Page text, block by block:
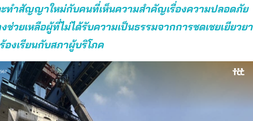
ะทำสัญญาใหม่กับคนที่เห็นความสำคัญเรื่องความปลอดภัย
ช่วยเหลือผู้ที่ไม่ได้รับความเป็นธรรมจากการชดเชยเยียวยา
งเรียนกับสภาผู้บริโภค